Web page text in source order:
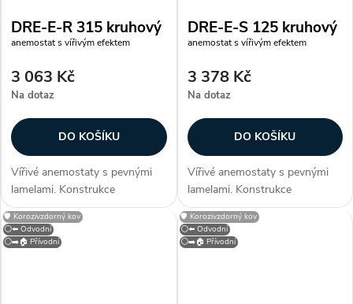
DRE-E-R 315 kruhový
anemostat s vířivým efektem
3 063 Kč
Na dotaz
DO KOŠÍKU
Vířivé anemostaty s pevnými
lamelami. Konstrukce
Anemostaty jsou vyrobeny z
ocelového plechu opatřeného
bílou vypalovací barvou (RAL
DRE-E-S 125 kruhový
anemostat s vířivým efektem
3 378 Kč
Na dotaz
DO KOŠÍKU
Vířivé anemostaty s pevnými
lamelami. Konstrukce
Anemostaty jsou vyrobeny z
ocelového plechu opatřeného
bílou vypalovací barvou (RAL
⚪⬅️ Odvodní
⚪➡️🏠 Přívodní
🛡️ Korozivzdorný kov
⚪⬅️ Odvodní
⚪➡️🏠 Přívodní
🛡️ Korozivzdorný kov